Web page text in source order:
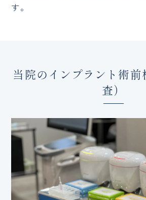
す。
当院のインプラント術
査）